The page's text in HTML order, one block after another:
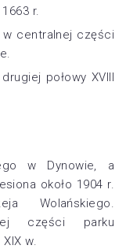
r.
w centralnej części
połowy XVIII
w Dynowie, a
około 1904 r.
Wolańskiego.
części parku
w.